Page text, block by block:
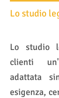
Lo studio
Lo studio
clienti
adattata
esigenza,